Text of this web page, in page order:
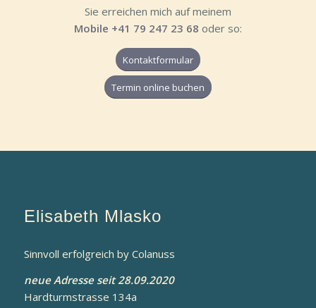
Sie erreichen mich auf meinem
Mobile +41 79 247 23 68 oder so:
Kontaktformular
Termin online buchen
Elisabeth Mlasko
Sinnvoll erfolgreich by Colanuss
neue Adresse seit 28.09.2020
Hardturmstrasse 134a